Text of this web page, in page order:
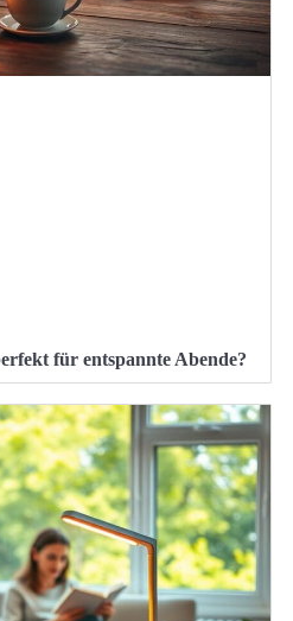
für entspannte Abende?